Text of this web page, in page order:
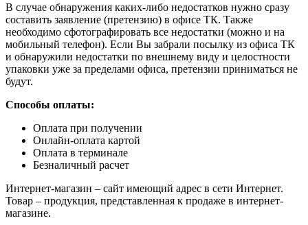
В случае обнаружения каких-либо недостатков нужно сразу
составить заявление (претензию) в офисе ТК. Также
необходимо сфотографировать все недостатки (можно и на
мобильный телефон). Если Вы забрали посылку из офиса ТК
и обнаружили недостатки по внешнему виду и целостности
упаковки уже за пределами офиса, претензии приниматься не
будут.
Способы оплаты:
Оплата при получении
Онлайн-оплата картой
Оплата в терминале
Безналичный расчет
Интернет-магазин – сайт имеющий адрес в сети Интернет.
Товар – продукция, представленная к продаже в интернет-
магазине.